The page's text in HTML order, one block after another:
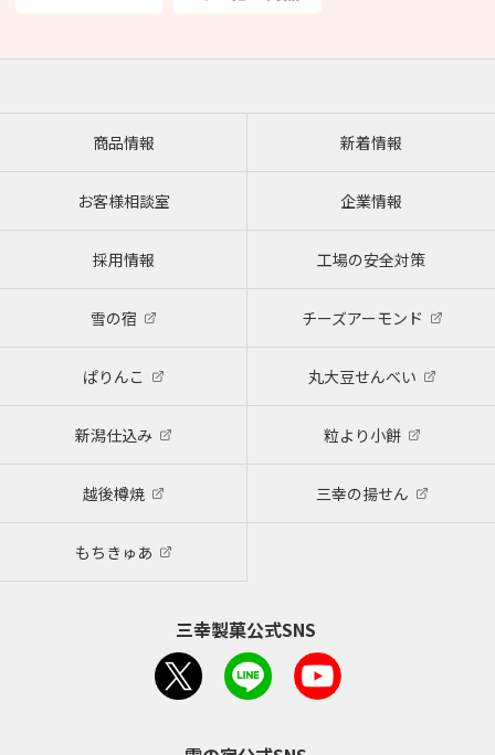
商品情報 新着情報
お客様相談室 企業情報
採用情報 工場の安全対策
雪の宿 チーズアーモンド
ぱりんこ 丸大豆せんべい
新潟仕込み 粒より小餅
越後樽焼 三幸の揚せん
もちきゅあ
三幸製菓公式SNS